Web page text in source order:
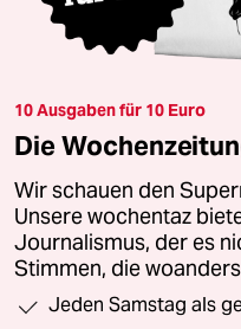
10 Ausgaben für 10 Euro
Die
Wir schauen den
Unsere wochentaz
Journalismus, der es
Stimmen, die
Jeden Samstag als